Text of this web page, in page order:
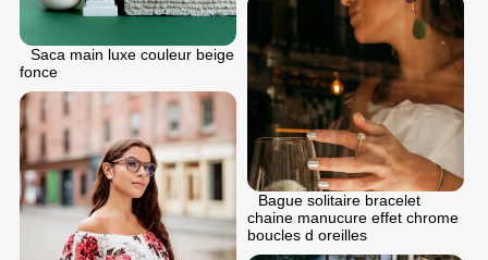
Saca main luxe couleur beige
fonce
Bague solitaire bracelet
chaine manucure effet chrome
boucles d oreilles